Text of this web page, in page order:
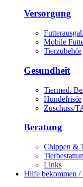
Versorgung
Mobile
Tierzubehör
Gesundheit
Tiermed.
Hundefrisör
Zuschuss/
Beratung
Chippen &
Links
Hilfe bekommen /